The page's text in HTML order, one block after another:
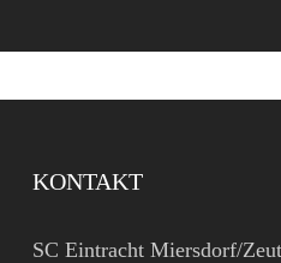
KONTAKT
SC Eintracht Miersdorf/